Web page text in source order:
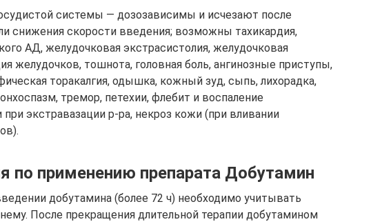
системы — дозозависимы и исчезают после
снижения скорости введения; возможны тахикардия,
АД, желудочковая экстрасистолия, желудочковая
желудочков, тошнота, головная боль, ангинозные приступы,
торакалгия, одышка, кожный зуд, сыпь, лихорадка,
тремор, петехии, флебит и воспаление
при экстравазации р-ра, некроз кожи (при вливании
по применению препарата Добутамин
добутамина (более 72 ч) необходимо учитывать
После прекращения длительной терапии добутамином